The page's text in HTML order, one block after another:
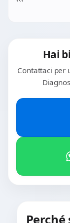
Smontaggio
```
Hai
Contattaci per